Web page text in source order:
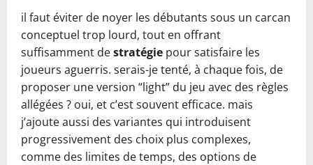
il faut éviter de noyer les débutants sous un carcan
conceptuel trop lourd, tout en offrant
suffisamment destratégie pour satisfaire les
joueurs aguerris. serais-je tenté, à chaque fois, de
proposer une version “light” du jeu avec des règles
allégées ? oui, et c’est souvent efficace. mais
j’ajoute aussi des variantes qui introduisent
progressivement des choix plus complexes,
comme des limites de temps, des options de